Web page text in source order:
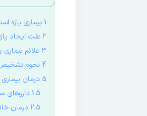
1 بیماری پاژه استخوان چیست؟
2 علت ایجاد پاژه استخوان
3 علائم بیماری پاژه استخوان
4 نحوه تشخیص بیماری پاژه استخوان
5 درمان بیماری پاژه استخوان
1.5 داروهای مناسب برای پاژه استخوانی
2.5 درمان خانگی برای بیماری پاژه استخوان